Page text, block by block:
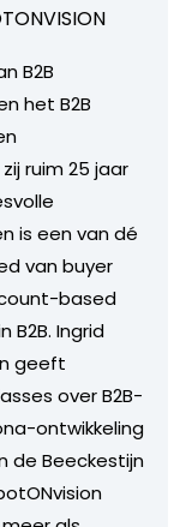
B2B
het B2B
ruim 25 jaar
is een van dé
van buyer
based
B2B. Ingrid
geeft
over B2B-
ontwikkeling
de Beeckestijn